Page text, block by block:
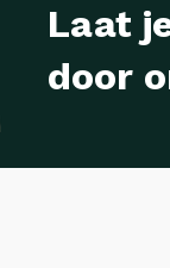
Laat
door